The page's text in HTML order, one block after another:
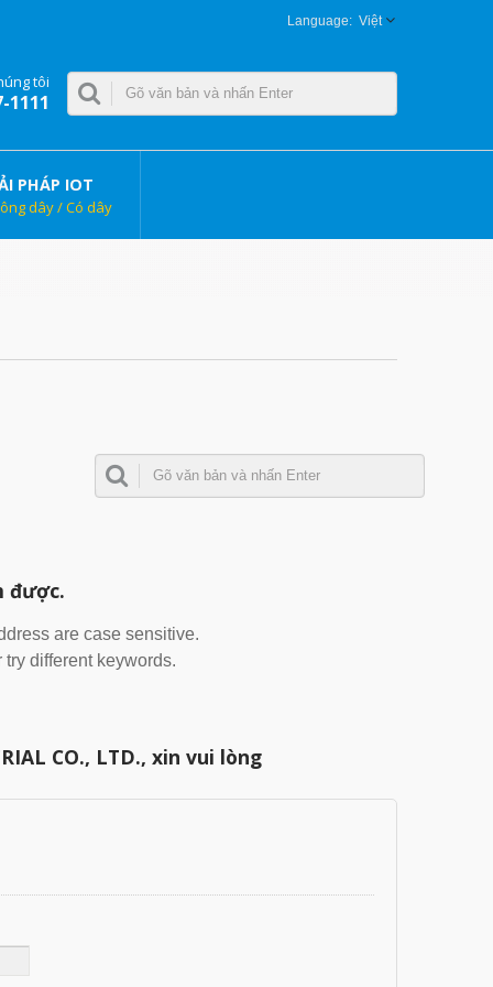
Việt
tôi
1111
PHÁP IOT
dây / Có dây
được.
are case sensitive.
different keywords.
CO., LTD., xin vui lòng